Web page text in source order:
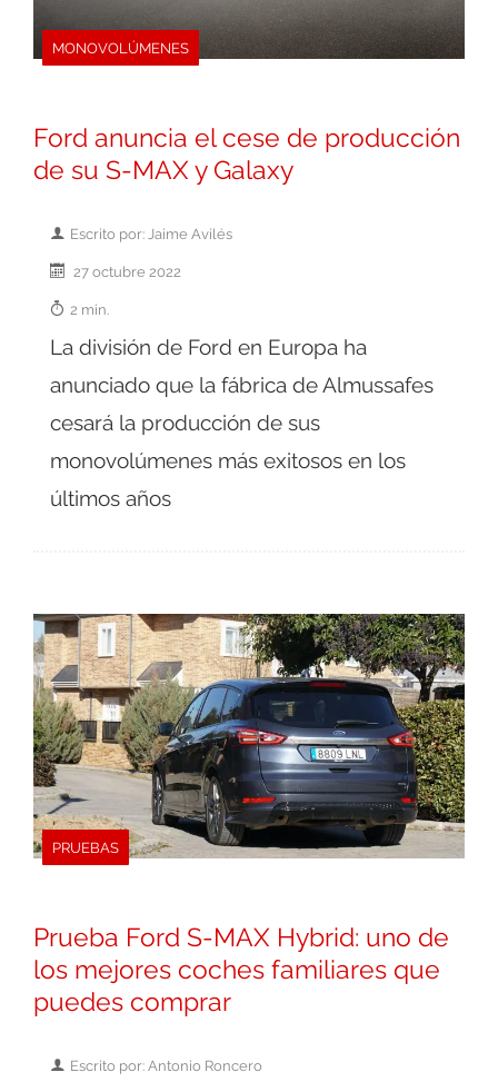
MONOVOLÚMENES
Ford anuncia el cese de producción
de su S-MAX y Galaxy
Escrito por: Jaime Avilés
27 octubre 2022
2 min.
La división de Ford en Europa ha
anunciado que la fábrica de Almussafes
cesará la producción de sus
monovolúmenes más exitosos en los
últimos años
PRUEBAS
Prueba Ford S-MAX Hybrid: uno de
los mejores coches familiares que
puedes comprar
Escrito por: Antonio Roncero